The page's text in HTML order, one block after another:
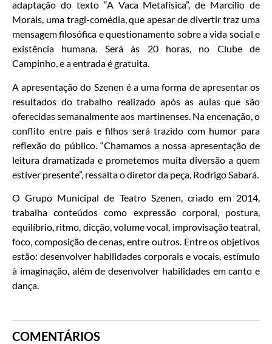
adaptação do texto “A Vaca Metafísica”, de Marcílio de
Morais, uma tragi-comédia, que apesar de divertir traz uma
mensagem filosófica e questionamento sobre a vida social e
existência humana. Será às 20 horas, no Clube de
Campinho, e a entrada é gratuita.
A apresentação do Szenen é a uma forma de apresentar os
resultados do trabalho realizado após as aulas que são
oferecidas semanalmente aos martinenses. Na encenação, o
conflito entre pais e filhos será trazido com humor para
reflexão do público. “Chamamos a nossa apresentação de
leitura dramatizada e prometemos muita diversão a quem
estiver presente”, ressalta o diretor da peça, Rodrigo Sabará.
O Grupo Municipal de Teatro Szenen, criado em 2014,
trabalha conteúdos como expressão corporal, postura,
equilíbrio, ritmo, dicção, volume vocal, improvisação teatral,
foco, composição de cenas, entre outros. Entre os objetivos
estão: desenvolver habilidades corporais e vocais, estímulo
à imaginação, além de desenvolver habilidades em canto e
dança.
COMENTÁRIOS